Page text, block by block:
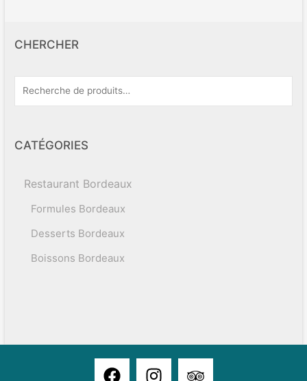
CHERCHER
CATÉGORIES
Restaurant Bordeaux
Formules Bordeaux
Desserts Bordeaux
Boissons Bordeaux